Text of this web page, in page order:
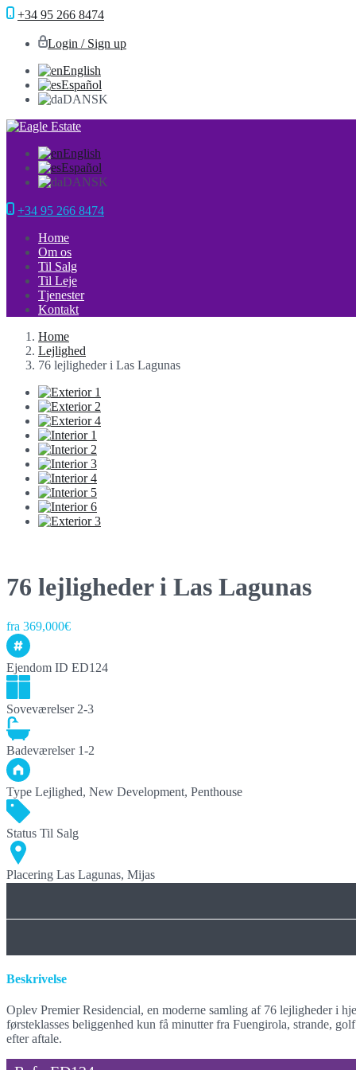
+34 95 266 8474
Login / Sign up
English
Español
DANSK
English
Español
DANSK
+34 95 266 8474
Home
Om os
Til Salg
Til Leje
Tjenester
Kontakt
Home
Lejlighed
76 lejligheder i Las Lagunas
76 lejligheder i Las Lagunas
fra 369,000€
Ejendom ID ED124
Soveværelser 2-3
Badeværelser 1-2
Type Lejlighed, New Development, Penthouse
Status Til Salg
Placering Las Lagunas, Mijas
Beskrivelse
Oplev Premier Residencial, en moderne samling af 76 lejligheder i
førsteklasses beliggenhed kun få minutter fra Fuengirola, strande,
efter aftale.